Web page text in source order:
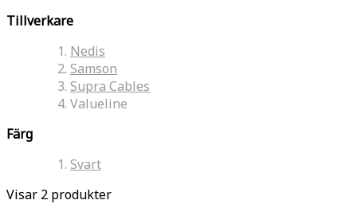
Tillverkare
Nedis
Samson
Supra Cables
Valueline
Färg
Svart
Visar 2 produkter